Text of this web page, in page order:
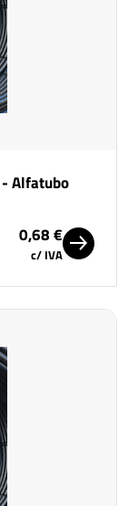
- Alfatubo
0,68 €
c/ IVA